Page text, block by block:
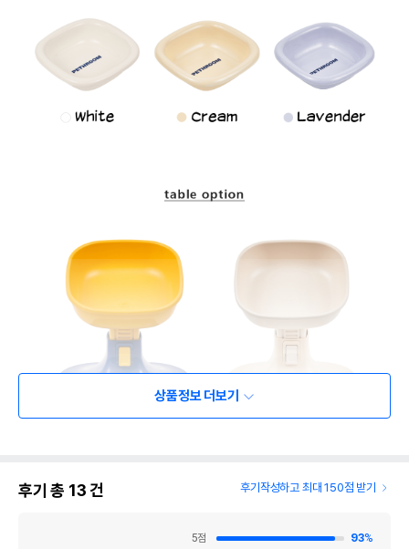
상품정보 더보기
후기 총 13건 후기작성하고 최대 150점 받기
5점 93%